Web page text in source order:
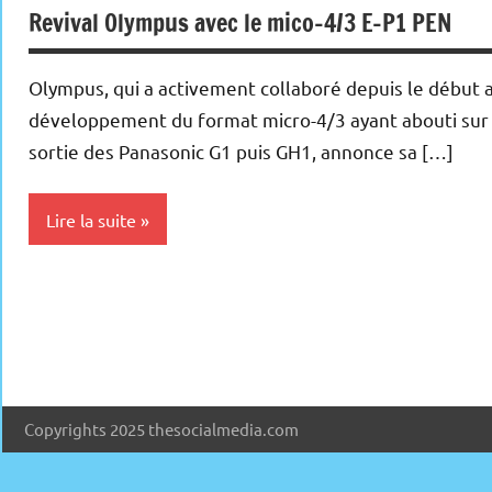
Revival Olympus avec le mico-4/3 E-P1 PEN
Olympus, qui a activement collaboré depuis le début
développement du format micro-4/3 ayant abouti sur
sortie des Panasonic G1 puis GH1, annonce sa […]
Lire la suite
Copyrights 2025 thesocialmedia.com